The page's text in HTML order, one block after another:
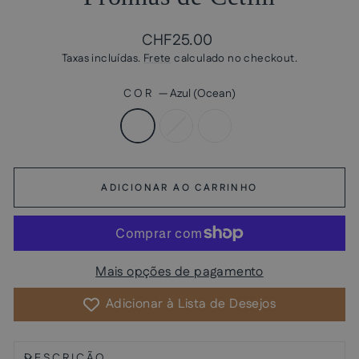
Preço
normal
CHF25.00
Taxas incluídas. Frete calculado no checkout.
COR —Azul (Ocean)
ADICIONAR AO CARRINHO
Mais opções de pagamento
Adicionar à Lista de Desejos